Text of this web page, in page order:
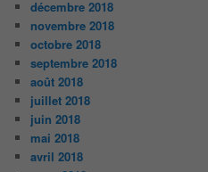
décembre 2018
novembre 2018
octobre 2018
septembre 2018
août 2018
juillet 2018
juin 2018
mai 2018
avril 2018